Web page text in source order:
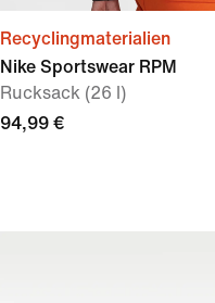
Recyclingmaterialien
Nike Sportswear RPM
Rucksack (26 l)
94,99 €